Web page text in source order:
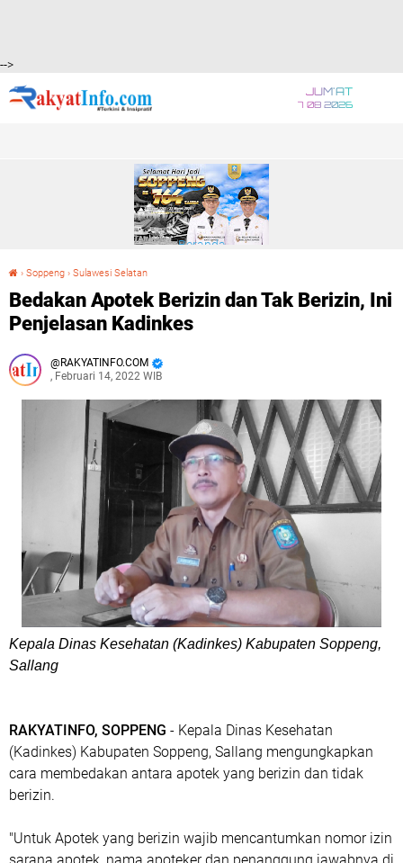
-->
JUM'AT
7 08 2026
Beranda
› Soppeng › Sulawesi Selatan
Bedakan Apotek Berizin dan Tak Berizin, Ini
Penjelasan Kadinkes
RAKYATINFO.COM
, Februari 14, 2022 WIB
Kepala Dinas Kesehatan (Kadinkes) Kabupaten Soppeng,
Sallang
RAKYATINFO, SOPPENG - Kepala Dinas Kesehatan
(Kadinkes) Kabupaten Soppeng, Sallang mengungkapkan
cara membedakan antara apotek yang berizin dan tidak
berizin.
"Untuk Apotek yang berizin wajib mencantumkan nomor izin